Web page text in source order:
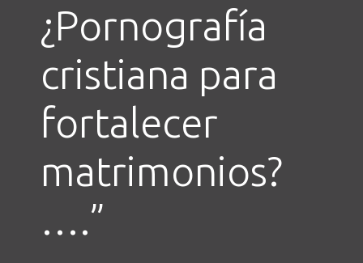
¿Pornografía
cristiana para
fortalecer
matrimonios?
….”